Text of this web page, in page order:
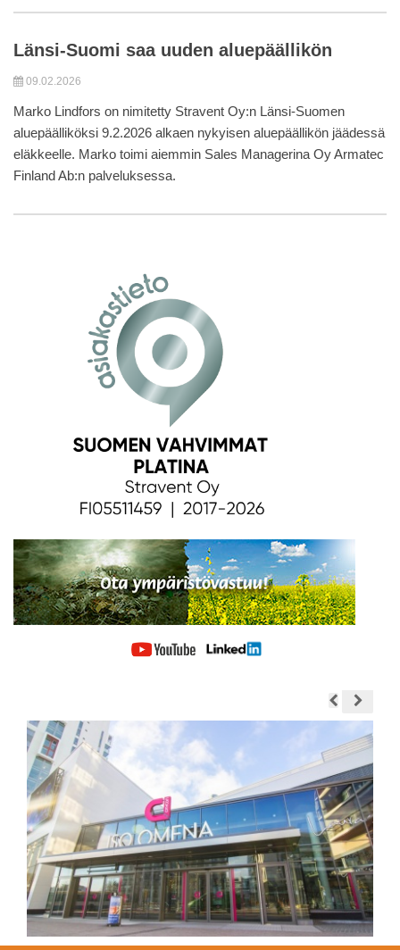
Länsi-Suomi saa uuden aluepäällikön
09.02.2026
Marko Lindfors on nimitetty Stravent Oy:n Länsi-Suomen
aluepäälliköksi 9.2.2026 alkaen nykyisen aluepäällikön jäädessä
eläkkeelle. Marko toimi aiemmin Sales Managerina Oy Armatec
Finland Ab:n palveluksessa.